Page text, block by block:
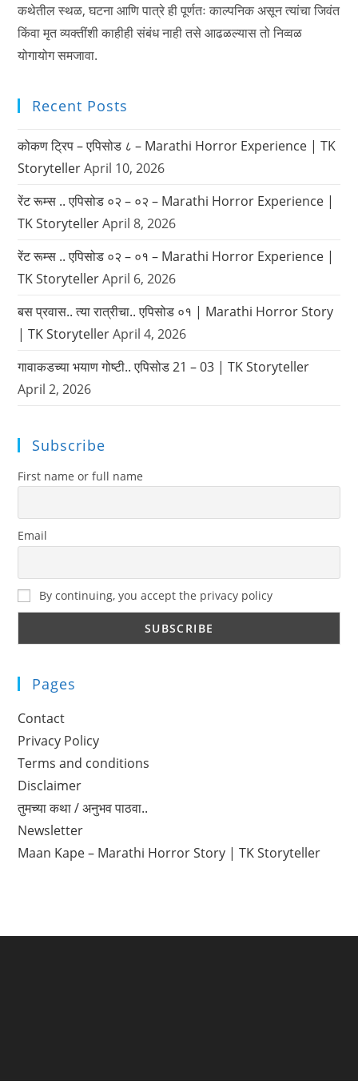
कथेतील स्थळ, घटना आणि पात्रे ही पूर्णतः काल्पनिक असून त्यांचा जिवंत
किंवा मृत व्यक्तींशी काहीही संबंध नाही तसे आढळल्यास तो निव्वळ
योगायोग समजावा.
Recent Posts
कोकण ट्रिप – एपिसोड ८ – Marathi Horror Experience | TK
Storyteller April 10, 2026
रेंट रूम्स .. एपिसोड ०२ – ०२ – Marathi Horror Experience |
TK Storyteller April 8, 2026
रेंट रूम्स .. एपिसोड ०२ – ०१ – Marathi Horror Experience |
TK Storyteller April 6, 2026
बस प्रवास.. त्या रात्रीचा.. एपिसोड ०१ | Marathi Horror Story
| TK Storyteller April 4, 2026
गावाकडच्या भयाण गोष्टी.. एपिसोड 21 – 03 | TK Storyteller
April 2, 2026
Subscribe
First name or full name
Email
By continuing, you accept the privacy policy
Pages
Contact
Privacy Policy
Terms and conditions
Disclaimer
तुमच्या कथा / अनुभव पाठवा..
Newsletter
Maan Kape – Marathi Horror Story | TK Storyteller